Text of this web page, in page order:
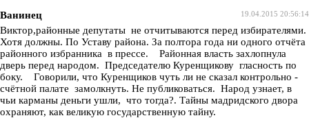
19.04.2015 20:56:14
Ванинец
Виктор,районные депутаты не отчитываются перед избирателями.
Хотя должны. По Уставу района. За полтора года ни одного отчёта
районного избранника в прессе. Районная власть захлопнула
дверь перед народом. Председателю Куренщикову гласность по
боку. Говорили, что Куренщиков чуть ли не сказал контрольно -
счётной палате замолкнуть. Не публиковаться. Народ узнает, в
чьи карманы деньги ушли, что тогда?. Тайны мадридского двора
охраняют, как великую государственную тайну.